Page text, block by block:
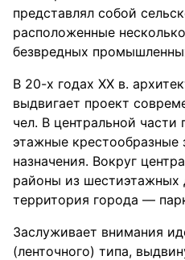
представлял собой
расположенные
безвредных
В 20-х годах XX в.
выдвигает проект
чел. В центральной
этажные крестообразные
назначения. Вокруг
районы из шестиэтажных
территория города —
Заслуживает внимания
(ленточного) типа,